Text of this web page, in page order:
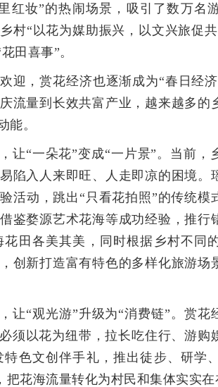
红妆”的热闹场景，吸引了数万名
村“以花为媒助振兴，以文兴旅促
田喜事”。
迎，赏花经济也逐渐成为“春日经
流量到长效共富产业，越来越多的
能。
让“一朵花”变成“一片景”。当前，
陷入人来即旺、人走即凉的困境。
活动，跳出“只看花拍照”的传统模
鉴婺源艺术花海等成功经验，推行
田各美其美，同时根据乡村不同
创新打造富有特色的多样化旅游场
让“观光游”升级为“消费链”。赏花
须以花为纽带，拉长吃住行、游购
色文创伴手礼，推出徒步、研学
花海流量转化为村民和集体实实在